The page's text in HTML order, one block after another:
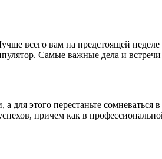
всего вам на предстоящей неделе
Самые важные дела и
этого перестаньте сомневаться
причем как в